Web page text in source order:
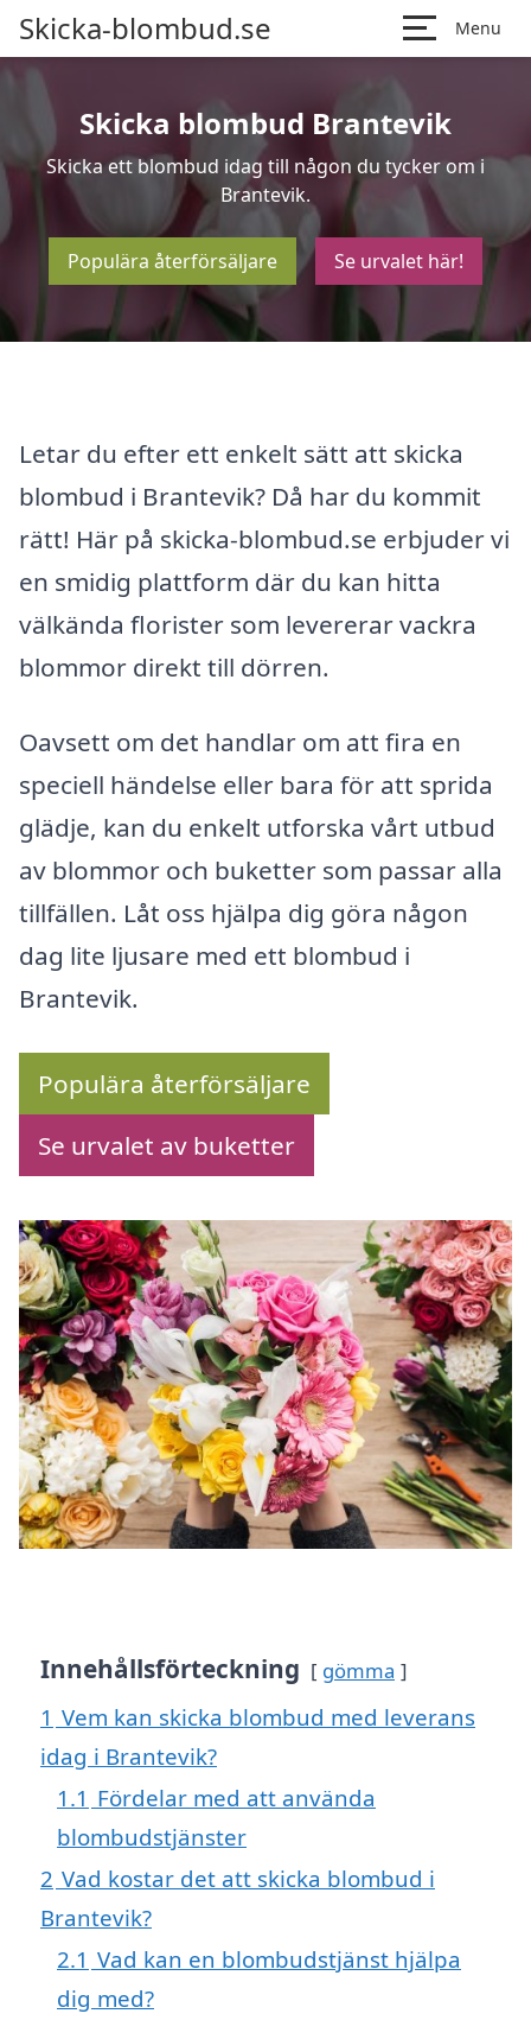
Skicka-blombud.se Menu
Skicka blombud Brantevik
Skicka ett blombud idag till någon du tycker om i
Brantevik.
Populära återförsäljare Se urvalet här!
Letar du efter ett enkelt sätt att skicka
blombud i Brantevik? Då har du kommit
rätt! Här på skicka-blombud.se erbjuder vi
en smidig plattform där du kan hitta
välkända florister som levererar vackra
blommor direkt till dörren.
Oavsett om det handlar om att fira en
speciell händelse eller bara för att sprida
glädje, kan du enkelt utforska vårt utbud
av blommor och buketter som passar alla
tillfällen. Låt oss hjälpa dig göra någon
dag lite ljusare med ett blombud i
Brantevik.
Populära återförsäljare
Se urvalet av buketter
Innehållsförteckning gömma
1 Vem kan skicka blombud med leverans
idag i Brantevik?
1.1 Fördelar med att använda
blombudstjänster
2 Vad kostar det att skicka blombud i
Brantevik?
2.1 Vad kan en blombudstjänst hjälpa
dig med?